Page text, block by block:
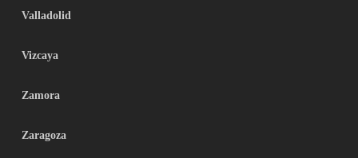
Valladolid
Vizcaya
Zamora
Zaragoza